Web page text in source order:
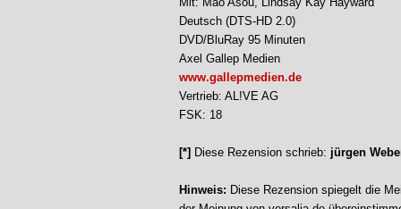
Deutsch (DTS-HD 2.0)
DVD/BluRay 95 Minuten
Axel Gallep Medien
www.gallepmedien.de
Vertrieb: AL!VE AG
FSK: 18
[*] Diese Rezension schrieb: jürgen
Hinweis: Diese Rezension spiegelt die